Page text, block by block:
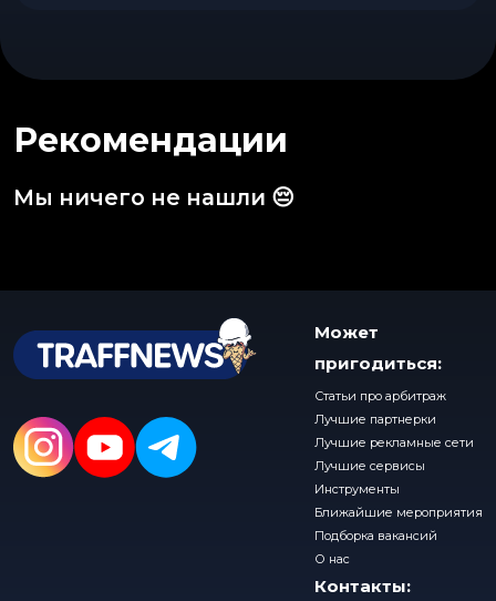
Рекомендации
Мы ничего не нашли 😔
Может
пригодиться:
Статьи про арбитраж
Лучшие партнерки
Лучшие рекламные сети
Лучшие сервисы
Инструменты
Ближайшие мероприятия
Подборка вакансий
О нас
Контакты: